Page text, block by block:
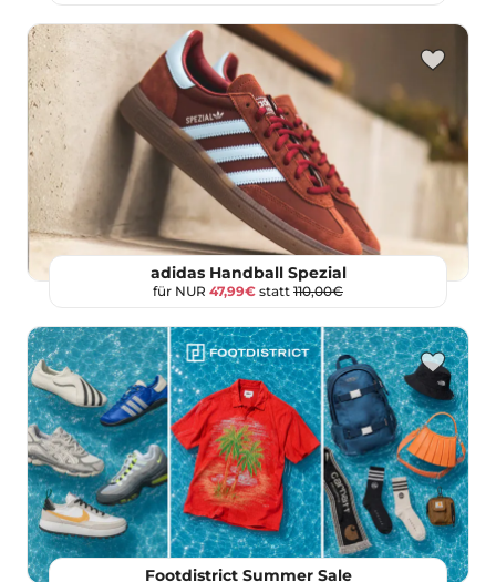
adidas Handball Spezial
für NUR 47,99€ statt 110,00€
Footdistrict Summer Sale